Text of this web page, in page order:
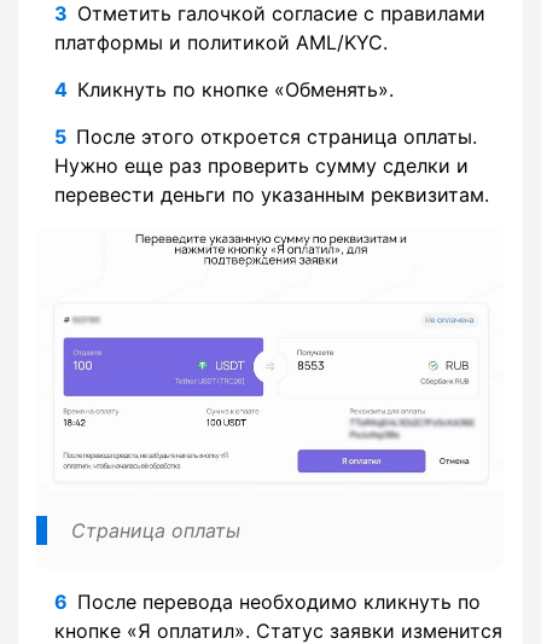
Отметить галочкой согласие с правилами
платформы и политикой AML/KYC.
Кликнуть по кнопке «Обменять».
После этого откроется страница оплаты.
Нужно еще раз проверить сумму сделки и
перевести деньги по указанным реквизитам.
Страница оплаты
После перевода необходимо кликнуть по
кнопке «Я оплатил». Статус заявки изменится